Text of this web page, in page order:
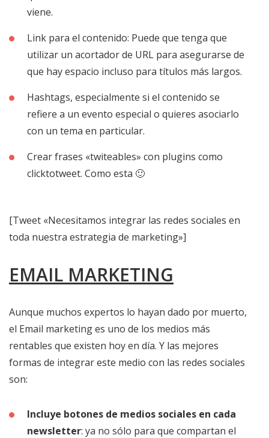
viene.
Link para el contenido: Puede que tenga que
utilizar un acortador de URL para asegurarse de
que hay espacio incluso para títulos más largos.
Hashtags, especialmente si el contenido se
refiere a un evento especial o quieres asociarlo
con un tema en particular.
Crear frases «twiteables» con plugins como
clicktotweet. Como esta 🙂
[Tweet «Necesitamos integrar las redes sociales en
toda nuestra estrategia de marketing»]
EMAIL MARKETING
Aunque muchos expertos lo hayan dado por muerto,
el Email marketing es uno de los medios más
rentables que existen hoy en día. Y las mejores
formas de integrar este medio con las redes sociales
son:
Incluye botones de medios sociales en cada
newsletter: ya no sólo para que compartan el